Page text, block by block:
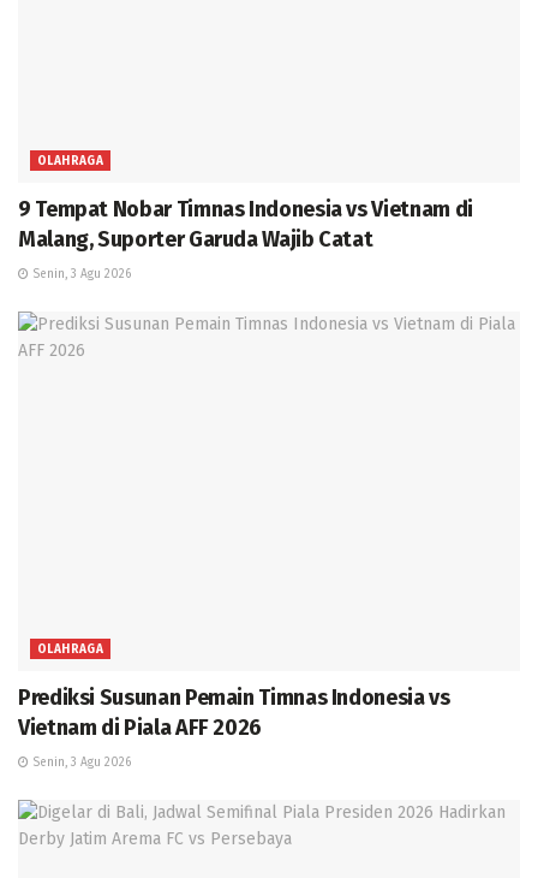
OLAHRAGA
9 Tempat Nobar Timnas Indonesia vs Vietnam di
Malang, Suporter Garuda Wajib Catat
Senin, 3 Agu 2026
OLAHRAGA
Prediksi Susunan Pemain Timnas Indonesia vs
Vietnam di Piala AFF 2026
Senin, 3 Agu 2026